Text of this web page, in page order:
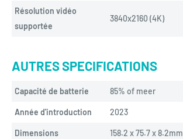
Résolution vidéo
supportée
3840x2160 (4K)
AUTRES SPECIFICATIONS
Capacité de batterie 85% of meer
Année d'introduction 2023
Dimensions 158.2 x 75.7 x 8.2mm